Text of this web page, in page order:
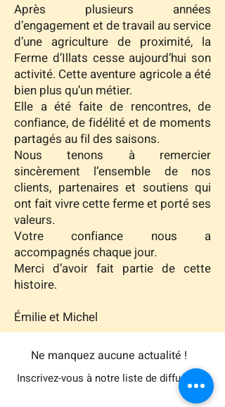
Après plusieurs années
d’engagement et de travail au service
d’une agriculture de proximité, la
Ferme d’Illats cesse aujourd’hui son
activité. Cette aventure agricole a été
bien plus qu’un métier.
Elle a été faite de rencontres, de
confiance, de fidélité et de moments
partagés au fil des saisons.
Nous tenons à remercier
sincèrement l’ensemble de nos
clients, partenaires et soutiens qui
ont fait vivre cette ferme et porté ses
valeurs.
Votre confiance nous a
accompagnés chaque jour.
Merci d’avoir fait partie de cette
histoire.
Émilie et Michel
Ne manquez aucune actualité !
Inscrivez-vous à notre liste de diffusion